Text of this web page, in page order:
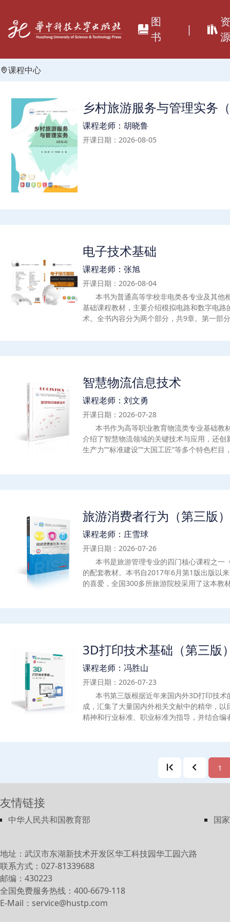
图
书
|
课程中心
乡村旅游服务与管理实务
课程老师：胡晓鲁
开课日期：2026-08-05
电子技术基础
课程老师：张旭
开课日期：2026-08-04
本书为普通高等学校非电类各专业及其他
基础课程教材，主要介绍模拟电路和数字电路
术。全书内容分为两个部分，共9章。第一部
常见芯片引脚图。本书注重基本概念、基本原
后附有习题，便于检测学习效果。本书可以作
类各专业及其他相近专业的电子技术基础课程
程技术人员参考使用。
智慧物流信息技术
课程老师：刘文勇
开课日期：2026-07-28
本书作为高等职业教育物流类专业基础教
介绍了智慧物流领域的关键技术与应用，还创
生产力”“标准建设”“大国工匠”等多个特色栏
中的应用；模块四讲解了物流信息交换与传输
块五探讨了云计算、大数据、人工智能、区块
技术在智慧物流中的创新应用，为学生了解物
提供了理论支撑与应用指导。
旅游消费者行为（第三版）
课程老师：庄雪球
开课日期：2026-07-26
本书是旅游管理专业的四门核心课程之一
的配套教材。本书自2017年6月第1版出版以
的喜爱，全国300多所旅游院校采用了这本教
容，分别为：①旅游消费者行为学的基本问
分内容在本书的第一章、第二章进行了讨论
消费与旅游消费者、旅游消费者行为等基本概
旅游消费者行为学的理论来源和研究方法、旅
历史与发展等做了概括性、总体性的介绍。
游消费者行为的影响。这部分内容在本书的第
章、第六章和第七章进行了讨论，通过解释动
度以及个性等内在心理因素，分析这些因素对
部分内容在本书的第八章、第九章和第十章
社会群体、社会文化、营销组合因素对旅游
④旅游消费者的旅游决策过程。这部分内容
3D打印技术基础（第三版
课程老师：冯胜山
开课日期：2026-07-23
本书第三版根据近年来国内外3D打印技术
成，汇集了大量国内外相关文献中的精华，以
精神和行业标准、职业标准为指导，并结合编
件后处理及最新的应用进展。本书第一版为
印领域人才培养“十三五”规划教材，于2017
技术的发展和读者的使用需求，2021年修订
材，同时可供从事3D打印技术领域研究、开
程技术人员学习参考。
1
友情链接
中华人民共和国教育部 国
地址：武汉市东湖新技术开发区华工科技园华工园六路
联系方式：027-81339688
邮编：430223
全国免费服务热线：400-6679-118
E-Mail：service@hustp.com